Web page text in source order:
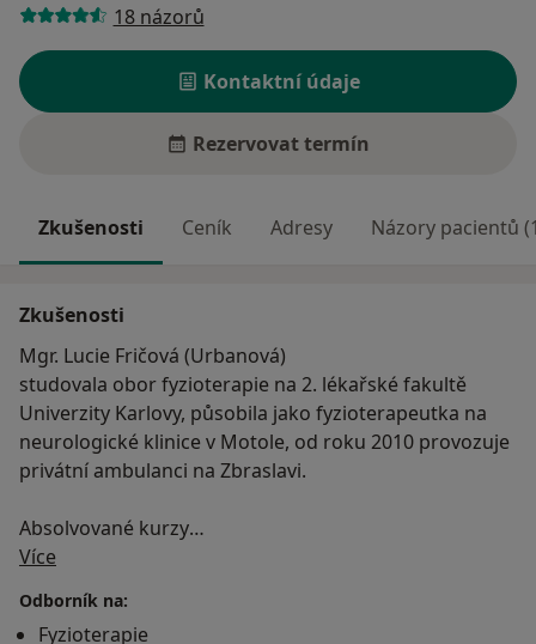
18 názorů
Kontaktní údaje
Rezervovat termín
Zkušenosti Ceník Adresy Názory pacientů
Zkušenosti
Mgr. Lucie Fričová (Urbanová)
studovala obor fyzioterapie na 2. lékařské fakultě
Univerzity Karlovy, působila jako fyzioterapeutka na
neurologické klinice v Motole, od roku 2010 provozuje
privátní ambulanci na Zbraslavi.
Absolvované kurzy
Měkké a mobilizační techniky (MUDr. Poděbradský,
Mgr. Poděbradská)
Kvadrupedální lokomoce (J. Čápová, Mgr. Debowski)
Více
Odborník na:
Fyzioterapie